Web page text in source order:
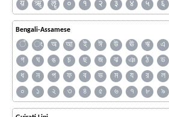
य़
ॠ ॡ ० १ २ ३ ४ ५ ६
Bengali-Assamese
ঁ ং অ আ ই ঈ উ ঊ ঋ এ
গ
ঘ ঙ চ ছ জ ঝ ঞ ঠ ড
ধ
ন প ফ ব ভ ম য র ল
০
১ ২ ৩ ৪ ৫ ৬ ৭ ৮ ৯